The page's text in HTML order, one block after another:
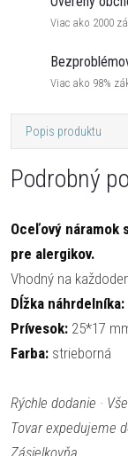
Viac ako 2000
Viac ako 98%
Popis produktu
Podrobný
Oceľový náramok
pre alergikov.
Vhodný na
Dĺžka náhrdelníka:
Prívesok: 25*17
Farba: strieborná
Rýchle dodanie ·
Tovar expedujeme
Zásielkovňa.